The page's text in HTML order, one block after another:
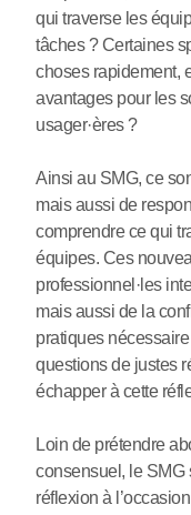
qui traverse les
tâches ? Certaines
choses rapidement,
avantages pour les
usager·ères ?
Ainsi au SMG, ce
mais aussi de
comprendre ce qui
équipes. Ces
professionnel · les
mais aussi de la
pratiques
questions de justes
échapper à cette
Loin de prétendre
consensuel, le SMG
réflexion à